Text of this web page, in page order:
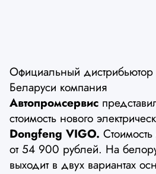
Официальный
Беларуси компания
Автопромсервис
стоимость нового
Dongfeng VIGO.
от 54 900 рублей. На
выходит в двух вариантах